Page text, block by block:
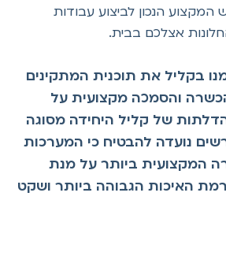
הנכון לביצוע עבודות
אצלכם בבית.
בקליל את תוכנית המתקינים
והסמכה מקצועית על
של קליל היחידה מסוגה
נועדה להבטיח כי המערכות
המקצועית ביותר על מנת
הגבוהה ביותר ושקט